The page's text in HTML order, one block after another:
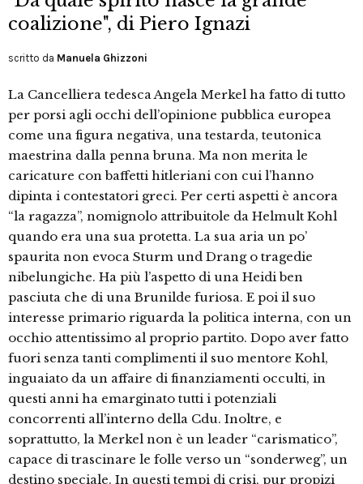
coalizione", di Piero Ignazi
scritto da Manuela Ghizzoni
La Cancelliera tedesca Angela Merkel ha fatto di tutto
per porsi agli occhi dell’opinione pubblica europea
come una figura negativa, una testarda, teutonica
maestrina dalla penna bruna. Ma non merita le
caricature con baffetti hitleriani con cui l’hanno
dipinta i contestatori greci. Per certi aspetti è ancora
“la ragazza”, nomignolo attribuitole da Helmult Kohl
quando era una sua protetta. La sua aria un po’
spaurita non evoca Sturm und Drang o tragedie
nibelungiche. Ha più l’aspetto di una Heidi ben
pasciuta che di una Brunilde furiosa. E poi il suo
interesse primario riguarda la politica interna, con un
occhio attentissimo al proprio partito. Dopo aver fatto
fuori senza tanti complimenti il suo mentore Kohl,
inguaiato da un affaire di finanziamenti occulti, in
questi anni ha emarginato tutti i potenziali
concorrenti all’interno della Cdu. Inoltre, e
soprattutto, la Merkel non è un leader “carismatico”,
capace di trascinare le folle verso un “sonderweg”, un
destino speciale. In questi tempi di crisi, pur propizi